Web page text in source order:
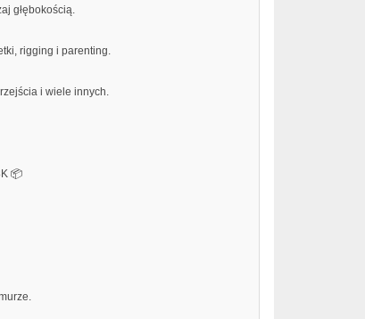
głębokością.
rigging i parenting.
i wiele innych.
📦